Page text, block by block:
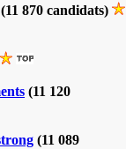
(11 870 candidats)
(11 120
(11 089